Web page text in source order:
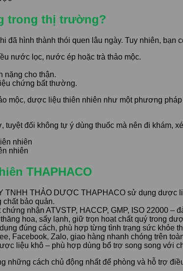
trong thị trường?
hình thành thói quen lâu ngày. Tuy nhiên, bạn
nước lọc, nước ép hoặc trà thảo mộc.
nặng cho thận.
chứng bất thường.
mộc, dược liệu thiên nhiên như một phương
đối không tự ý dùng thuốc mà nên đi khám,
nhiên
THAPHACO
TNHH THẢO DƯỢC THAPHACO sử dụng dược
chất bảo quản.
chứng nhận ATVSTP, HACCP, GMP, ISO 22000 –
hoa, sấy lạnh, giữ trọn hoạt chất quý trong
đúng cách, phù hợp từng tình trạng sức khỏe
Facebook, Zalo, giao hàng nhanh chóng trên
liệu khô – phù hợp dùng bổ trợ song song với
cách chủ động nhất để phòng và hỗ trợ